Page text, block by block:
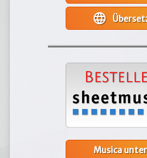
language
Musica